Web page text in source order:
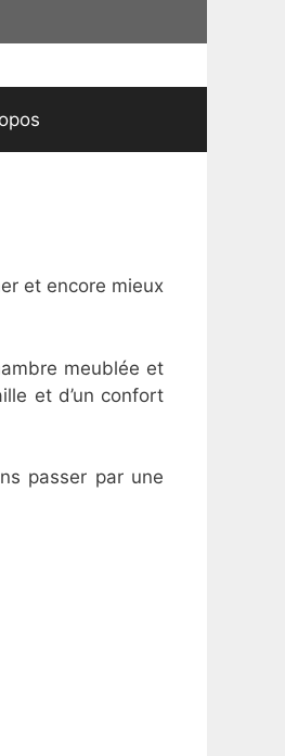
et encore mieux
meublée et
et d’un confort
passer par une